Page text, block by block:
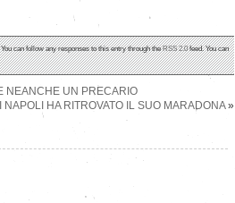
You can follow any responses to this entry through theRSS 2.0feed. You can
NEANCHE UN PRECARIO
HA RITROVATO IL SUO MARADONA»